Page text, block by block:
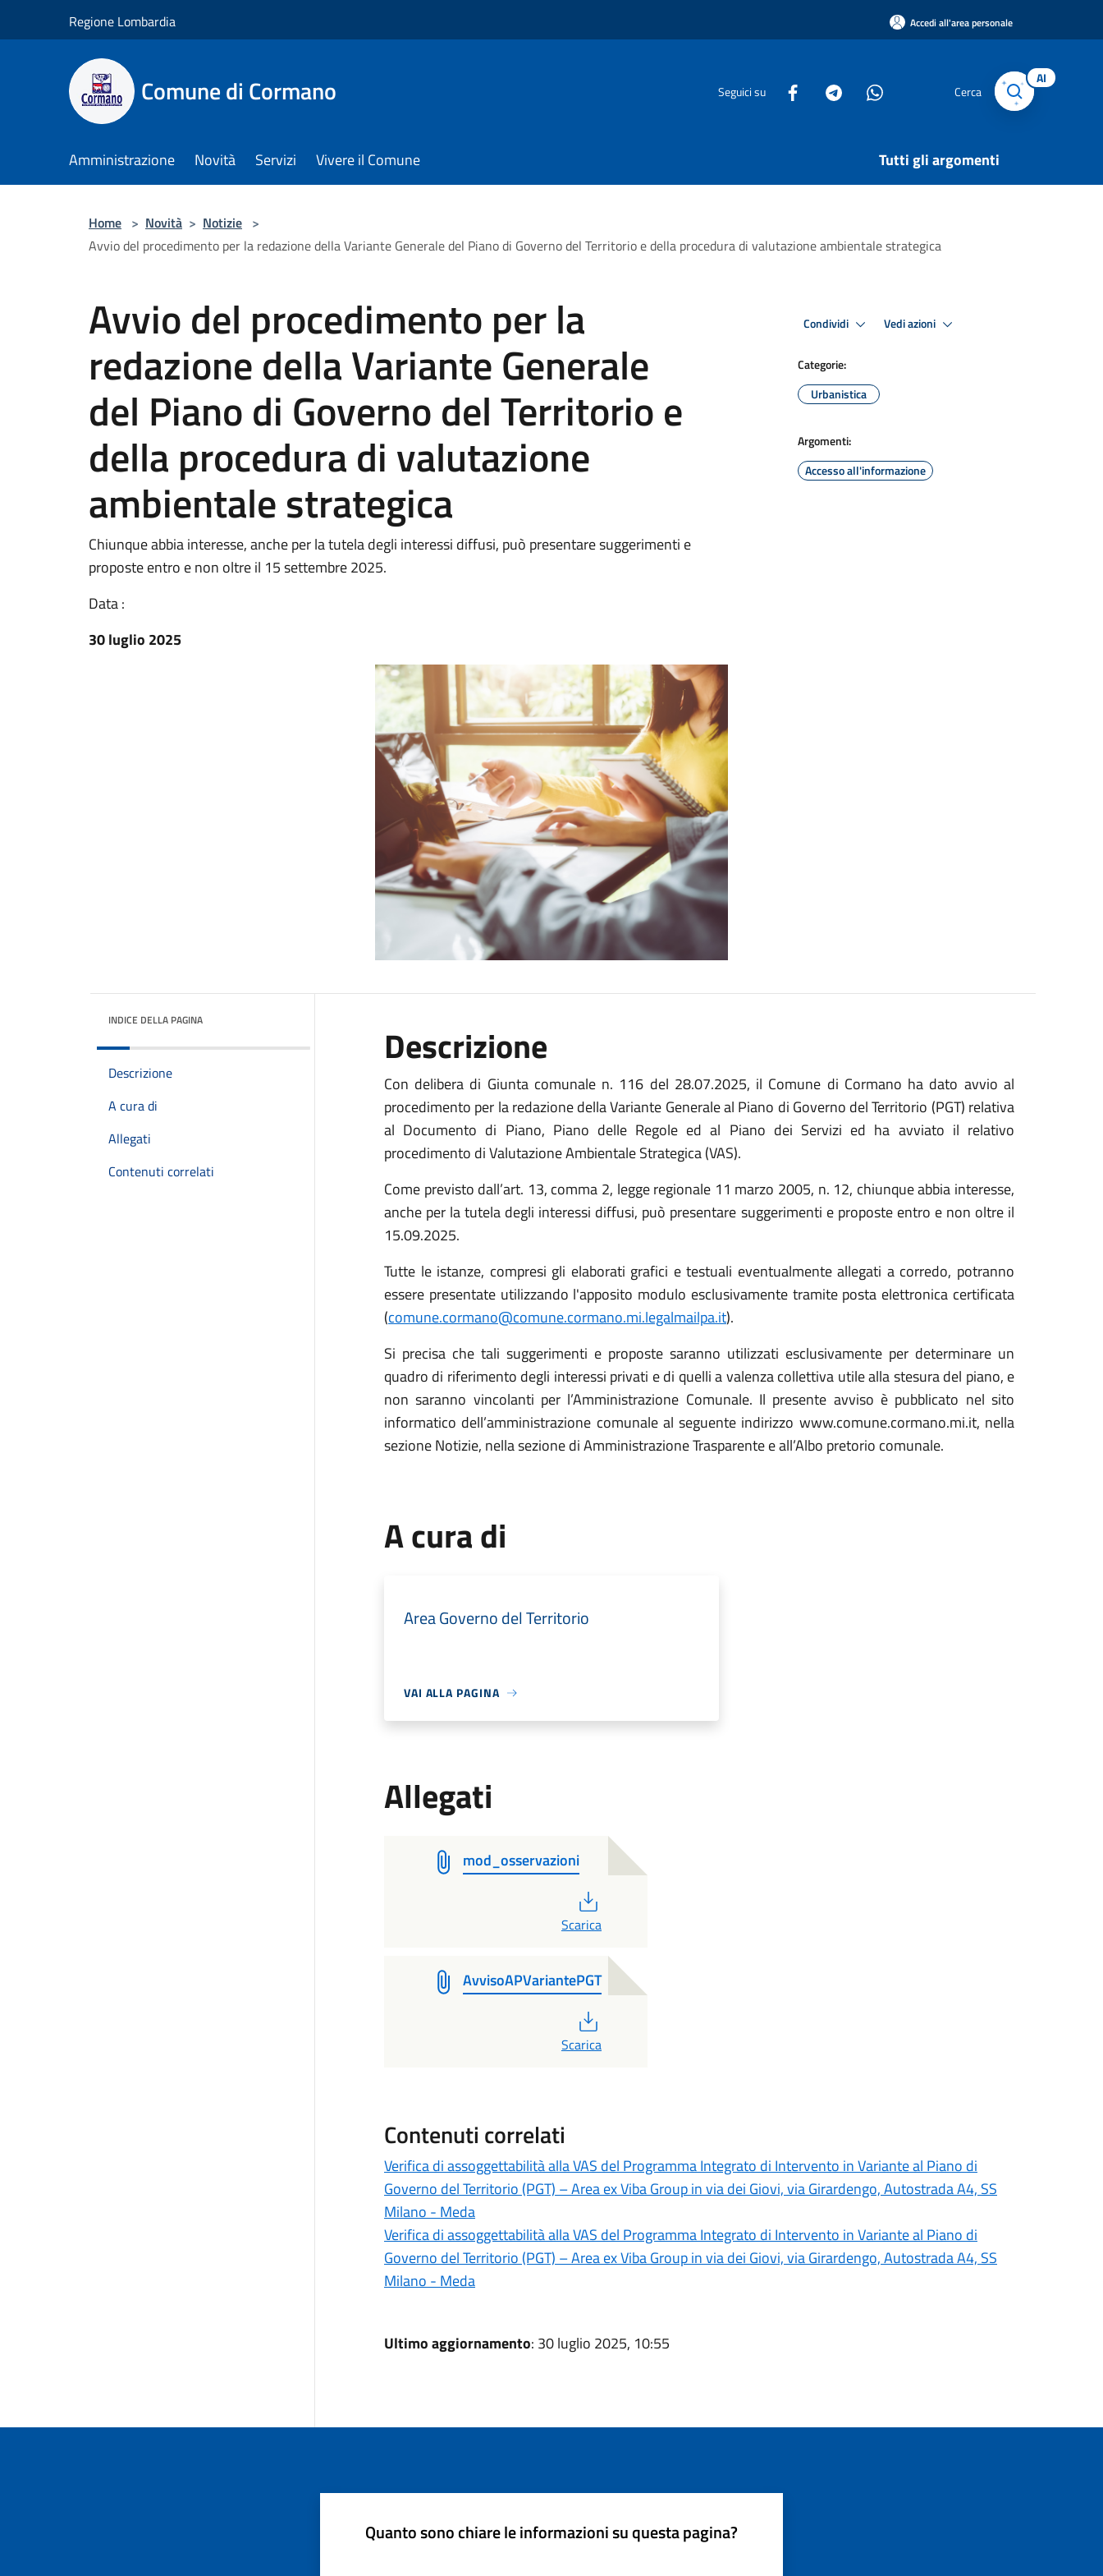
Regione Lombardia Accedi all'area personale
Comune di Cormano Seguici su Cerca
AI
Amministrazione Novità Servizi Vivere il Comune Tutti gli argomenti
Home > Novità > Notizie >
Avvio del procedimento per la redazione della Variante Generale del Piano di Governo del Territorio e della procedura di valutazione ambientale strategica
Avvio del procedimento per la
redazione della Variante Generale
del Piano di Governo del Territorio e
della procedura di valutazione
ambientale strategica
Chiunque abbia interesse, anche per la tutela degli interessi diffusi, può presentare suggerimenti e
proposte entro e non oltre il 15 settembre 2025.
Data :
30 luglio 2025
Condividi Vedi azioni
Categorie:
Urbanistica
Argomenti:
Accesso all'informazione
INDICE DELLA PAGINA
Descrizione
A cura di
Allegati
Contenuti correlati
Descrizione
Con delibera di Giunta comunale n. 116 del 28.07.2025, il Comune di Cormano ha dato avvio al
procedimento per la redazione della Variante Generale al Piano di Governo del Territorio (PGT) relativa
al Documento di Piano, Piano delle Regole ed al Piano dei Servizi ed ha avviato il relativo
procedimento di Valutazione Ambientale Strategica (VAS).
Come previsto dall’art. 13, comma 2, legge regionale 11 marzo 2005, n. 12, chiunque abbia interesse,
anche per la tutela degli interessi diffusi, può presentare suggerimenti e proposte entro e non oltre il
15.09.2025.
Tutte le istanze, compresi gli elaborati grafici e testuali eventualmente allegati a corredo, potranno
essere presentate utilizzando l'apposito modulo esclusivamente tramite posta elettronica certificata
(comune.cormano@comune.cormano.mi.legalmailpa.it).
Si precisa che tali suggerimenti e proposte saranno utilizzati esclusivamente per determinare un
quadro di riferimento degli interessi privati e di quelli a valenza collettiva utile alla stesura del piano, e
non saranno vincolanti per l’Amministrazione Comunale. Il presente avviso è pubblicato nel sito
informatico dell’amministrazione comunale al seguente indirizzo www.comune.cormano.mi.it, nella
sezione Notizie, nella sezione di Amministrazione Trasparente e all’Albo pretorio comunale.
A cura di
Area Governo del Territorio
VAI ALLA PAGINA
Allegati
mod_osservazioni
Scarica
AvvisoAPVariantePGT
Scarica
Contenuti correlati
Verifica di assoggettabilità alla VAS del Programma Integrato di Intervento in Variante al Piano di
Governo del Territorio (PGT) – Area ex Viba Group in via dei Giovi, via Girardengo, Autostrada A4, SS
Milano - Meda
Verifica di assoggettabilità alla VAS del Programma Integrato di Intervento in Variante al Piano di
Governo del Territorio (PGT) – Area ex Viba Group in via dei Giovi, via Girardengo, Autostrada A4, SS
Milano - Meda
Ultimo aggiornamento: 30 luglio 2025, 10:55
Quanto sono chiare le informazioni su questa pagina?